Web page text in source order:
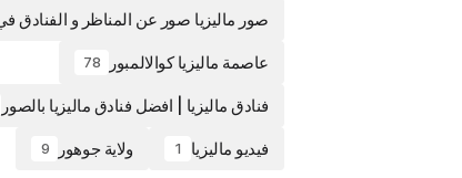
صور ماليزيا صور عن المناظر و الفنادق في
عاصمة ماليزيا كوالالمبور 78
فنادق ماليزيا | افضل فنادق ماليزيا بالصور
فيديو ماليزيا 1 ولاية جوهور 9